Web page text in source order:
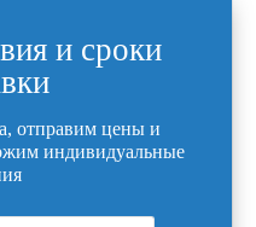
и сроки
отправим цены и
индивидуальные